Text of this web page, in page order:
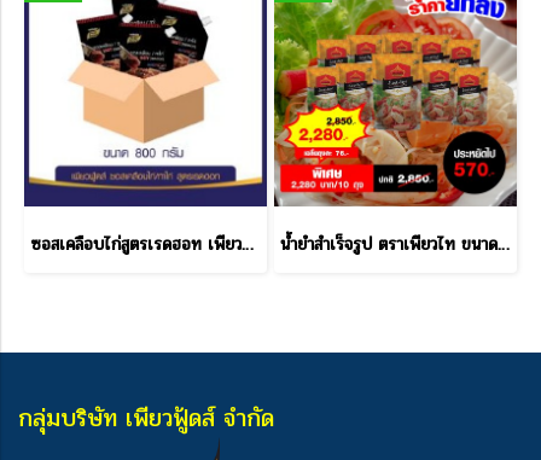
ซอสเคลือบไก่สูตรเรดฮอท เพียวฟู้ดส์ 800 กรัม ราคาส่ง น้ำยำสำเร็จรูป ตราเพียวไท ขนาด 850 กรัม ราคาส่ง
กลุ่มบริษัท เพียวฟู้ดส์ จำกัด